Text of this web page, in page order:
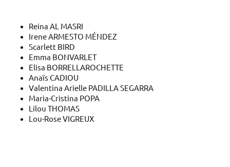
Reina AL MASRI
Irene ARMESTO MÉNDEZ
Scarlett BIRD
Emma BONVARLET
Elisa BORRELLAROCHETTE
Anaïs CADIOU
Valentina Arielle PADILLA SEGARRA
Maria-Cristina POPA
Lilou THOMAS
Lou-Rose VIGREUX